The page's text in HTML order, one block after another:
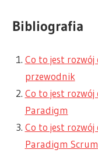
Bibliografia
Co to jest
przewodnik
Co to jest
Paradigm
Co to jest
Paradigm Scrum